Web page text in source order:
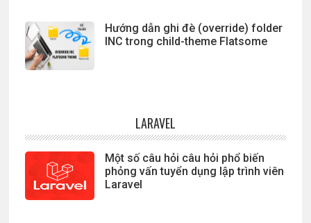
Hướng dẫn ghi đè (override) folder
INC trong child-theme Flatsome
LARAVEL
Một số câu hỏi câu hỏi phổ biến
phỏng vấn tuyển dụng lập trình viên
Laravel